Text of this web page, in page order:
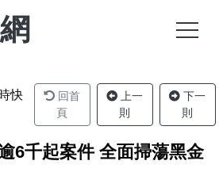
快
回首
頁
上一
則
下一
則
6千起案件 全面掃蕩黑金